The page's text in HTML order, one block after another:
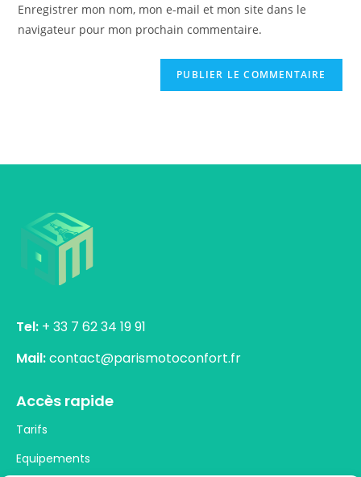
Enregistrer mon nom, mon e-mail et mon site dans le
navigateur pour mon prochain commentaire.
Tel: + 33 7 62 34 19 91
Mail:contact@parismotoconfort.fr
Accès rapide
Tarifs
Equipements